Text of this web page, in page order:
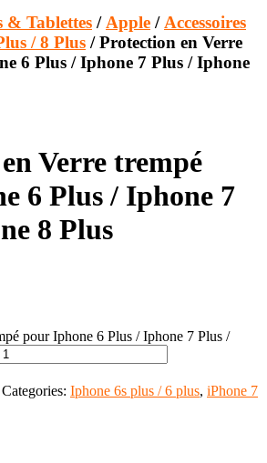
& Tablettes / Apple / Accessoires
/ 8 Plus / Protection en Verre
6 Plus / Iphone 7 Plus / Iphone
Verre trempé
6 Plus / Iphone 7
8 Plus
pour Iphone 6 Plus / Iphone 7 Plus /
Categories: Iphone 6s plus / 6 plus, iPhone 7